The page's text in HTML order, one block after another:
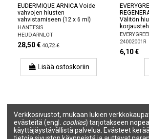
EUDERMIQUE ARNICA Voide
vahvojen hiusten
vahvistamiseen (12 x 6 ml)
HANTESIS
HEUDARNLOT
28,50 € 40,72 €
Lisää ostoskoriin
Välitön
24002001R
6,10 €
Verkkosivustot, mukaan lukien
evästeitä (engl. cookies) tarjotakseen
käyttäjäystävällistä palvelua. Evästeet